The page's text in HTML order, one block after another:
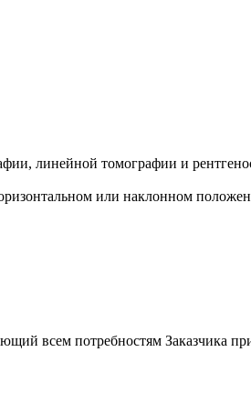
линейной томографии и
или наклонном
всем потребностям Заказчика